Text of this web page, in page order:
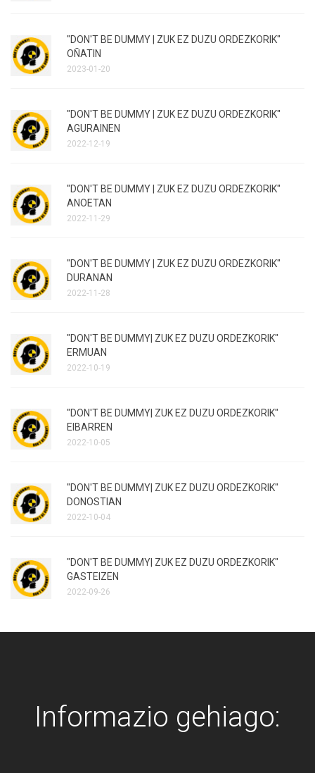
"DON'T BE DUMMY | ZUK EZ DUZU ORDEZKORIK"
OÑATIN
2023-01-20
"DON'T BE DUMMY | ZUK EZ DUZU ORDEZKORIK"
AGURAINEN
2022-12-19
"DON'T BE DUMMY | ZUK EZ DUZU ORDEZKORIK"
ANOETAN
2022-11-29
"DON'T BE DUMMY | ZUK EZ DUZU ORDEZKORIK"
DURANAN
2022-11-28
"DON'T BE DUMMY| ZUK EZ DUZU ORDEZKORIK"
ERMUAN
2022-10-19
"DON'T BE DUMMY| ZUK EZ DUZU ORDEZKORIK"
EIBARREN
2022-10-05
"DON'T BE DUMMY| ZUK EZ DUZU ORDEZKORIK"
DONOSTIAN
2022-10-04
"DON'T BE DUMMY| ZUK EZ DUZU ORDEZKORIK"
GASTEIZEN
2022-09-26
Informazio gehiago: